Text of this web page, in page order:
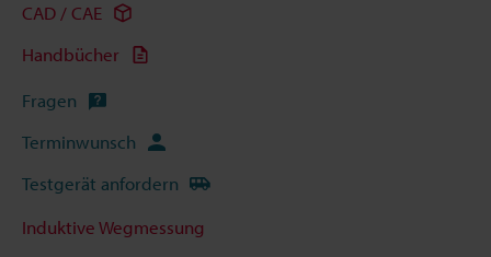
CAD / CAE
Handbücher
Fragen
Terminwunsch
Testgerät anfordern
Induktive Wegmessung